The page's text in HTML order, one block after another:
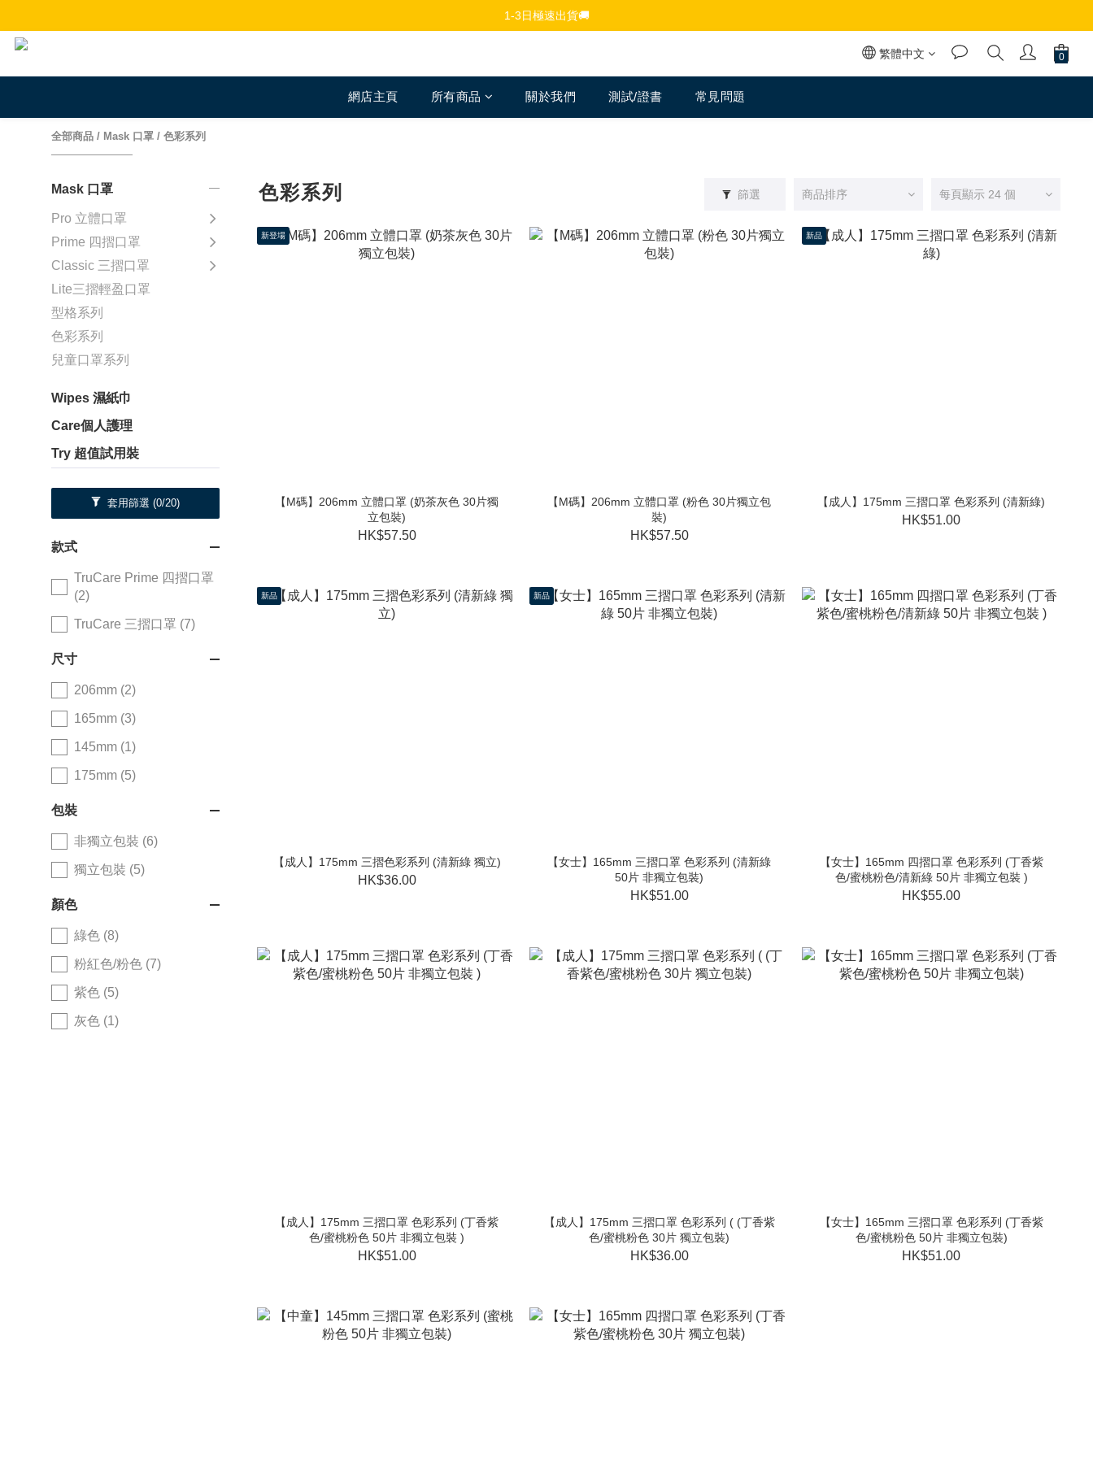
免費註冊會員，$150免運優惠
1-3日極速出貨🚚
免費註冊會員，$150免運優惠
繁體中文
網店主頁 所有商品 關於我們 測試/證書 常見問題
全部商品 / Mask 口罩 / 色彩系列
Mask 口罩
Pro 立體口罩
Prime 四摺口罩
Classic 三摺口罩
Lite三摺輕盈口罩
型格系列
色彩系列
兒童口罩系列
Wipes 濕紙巾
Care個人護理
Try 超值試用裝
套用篩選 (0/20)
款式
TruCare Prime 四摺口罩
(2)
TruCare 三摺口罩 (7)
尺寸
206mm (2)
165mm (3)
145mm (1)
175mm (5)
包裝
非獨立包裝 (6)
獨立包裝 (5)
顏色
綠色 (8)
粉紅色/粉色 (7)
紫色 (5)
灰色 (1)
色彩系列 篩選 商品排序 每頁顯示 24 個
新登場
【M碼】206mm 立體口罩 (奶茶灰色 30片獨
立包裝)
HK$57.50
【M碼】206mm 立體口罩 (粉色 30片獨立包
裝)
HK$57.50
新品
【成人】175mm 三摺口罩 色彩系列 (清新綠)
HK$51.00
新品
【成人】175mm 三摺色彩系列 (清新綠 獨立)
HK$36.00
新品
【女士】165mm 三摺口罩 色彩系列 (清新綠
50片 非獨立包裝)
HK$51.00
【女士】165mm 四摺口罩 色彩系列 (丁香紫
色/蜜桃粉色/清新綠 50片 非獨立包裝 )
HK$55.00
【成人】175mm 三摺口罩 色彩系列 (丁香紫
色/蜜桃粉色 50片 非獨立包裝 )
HK$51.00
【成人】175mm 三摺口罩 色彩系列 ( (丁香紫
色/蜜桃粉色 30片 獨立包裝)
HK$36.00
【女士】165mm 三摺口罩 色彩系列 (丁香紫
色/蜜桃粉色 50片 非獨立包裝)
HK$51.00